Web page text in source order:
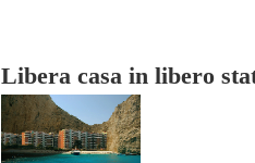
Libera casa in libero